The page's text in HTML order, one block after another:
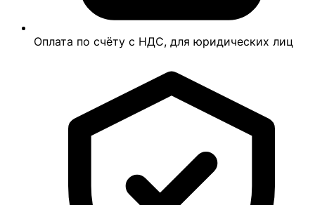
Оплата по счёту с НДС, для юридических лиц